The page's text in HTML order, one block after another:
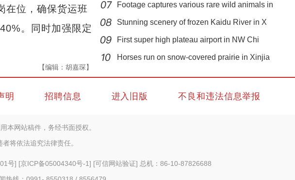
位，确保货运班
。同时加强限定
【编辑：胡嘉琛】
【新春纪事】游客在新疆雪场享受“冰雪假期
Footage captures various rare wild animals in
Stunning scenery of frozen Kaidu River in X
First super high plateau airport in NW Chi
Horses run on snow-covered prairie in Xinjia
明 招聘信息 进入旧版 不良和违法信息举报
本网站稿件，务经书面授权。
将依法追究法律责任。
号] [京ICP备05004340号-1] [可信网站验证] 总机：86-10-87826688